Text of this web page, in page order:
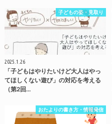
子どもの姿・見取り
2025.1.26
「子どもはやりたいけど大人はやっ
てほしくない遊び」の対応を考える
（第2回…
おたよりの書き方・情報発信